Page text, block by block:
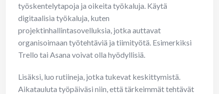
työskentelytapoja ja oikeita työkaluja. Käytä
digitaalisia työkaluja, kuten
projektinhallintasovelluksia, jotka auttavat
organisoimaan työtehtäviä ja tiimityötä. Esimerkiksi
Trello tai Asana voivat olla hyödyllisiä.
Lisäksi, luo rutiineja, jotka tukevat keskittymistä.
Aikatauluta työpäiväsi niin, että tärkeimmät tehtävät